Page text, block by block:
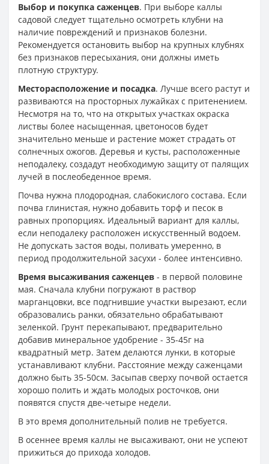
Выбор и покупка саженцев. При выборе каллы
садовой следует тщательно осмотреть клубни на
наличие повреждений и признаков болезни.
Рекомендуется остановить выбор на крупных клубнях
без признаков пересыхания, они должны иметь
плотную структуру.
Месторасположение и посадка. Лучше всего растут и
развиваются на просторных лужайках с притенением.
Несмотря на то, что на открытых участках окраска
листвы более насыщенная, цветоносов будет
значительно меньше и растение может страдать от
солнечных ожогов. Деревья и кусты, расположенные
неподалеку, создадут необходимую защиту от палящих
лучей в послеобеденное время.
Почва нужна плодородная, слабокислого состава. Если
почва глинистая, нужно добавить торф и песок в
равных пропорциях. Идеальный вариант для каллы,
если неподалеку расположен искусственный водоем.
Не допускать застоя воды, поливать умеренно, в
период продолжительной засухи - более интенсивно.
Время высаживания саженцев - в первой половине
мая. Сначала клубни погружают в раствор
марганцовки, все подгнившие участки вырезают, если
образовались ранки, обязательно обрабатывают
зеленкой. Грунт перекапывают, предварительно
добавив минеральное удобрение - 35-45г на
квадратный метр. Затем делаются лунки, в которые
устанавливают клубни. Расстояние между саженцами
должно быть 35-50см. Засыпав сверху почвой остается
хорошо полить и ждать молодых росточков, они
появятся спустя две-четыре недели.
В это время дополнительный полив не требуется.
В осеннее время каллы не высаживают, они не успеют
прижиться до прихода холодов.